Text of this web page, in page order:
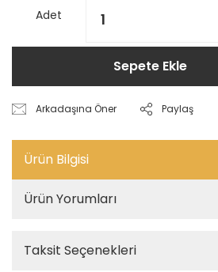
Adet
Sepete Ekle
Arkadaşına Öner Paylaş
Ürün Bilgisi
Ürün Yorumları
Taksit Seçenekleri